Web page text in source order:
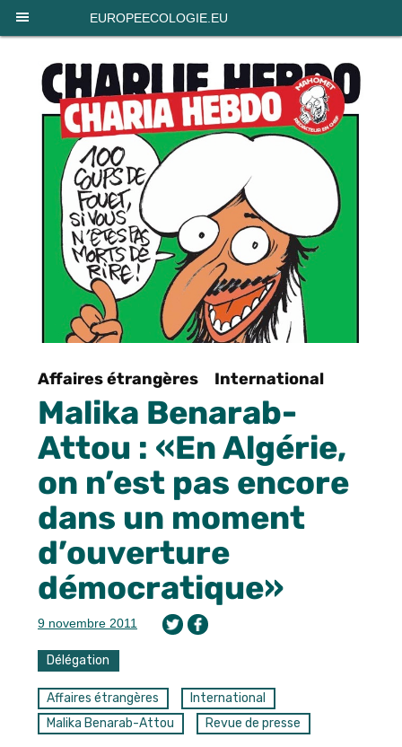
EUROPEECOLOGIE.EU
Affaires étrangères International
Malika Benarab-
Attou : «En Algérie,
on n’est pas encore
dans un moment
d’ouverture
démocratique»
9 novembre 2011
Délégation
Affaires étrangères
International
Malika Benarab-Attou
Revue de presse